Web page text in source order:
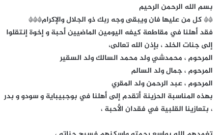
بسم الله الرحمن الرحيم
** كل من عليها فان ويبقى وجه ربك ذو الجلال والإكرام***
فقد أهلنا في مقاطعة كيفه اليومين الماضيين أحبة و إخوة إنتقلوا
إلى جنات الخلد ، بإذن الله تعالى،
المرحوم ، محمدشي ولد محمد السالك ولد السقير
المرحوم ، جمال ولد السالم
المرحوم ، عبد الرحمن ولد المقري
بهذه المناسبة الحزينة أتقدم إلى أهلنا في بوجبيباية و سودو و بدر
، بتعازينا القلبية في فقدان الأحبة ،